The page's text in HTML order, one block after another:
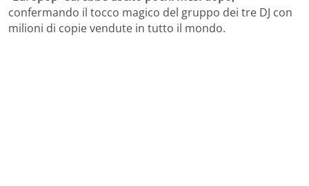
confermando il tocco magico del gruppo dei tre DJ con
milioni di copie vendute in tutto il mondo.